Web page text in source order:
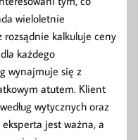
wieloletnie
rozsądnie kalkuluje ceny
każdego
wynajmuje się z
atutem. Klient
wytycznych oraz
jest ważna, a